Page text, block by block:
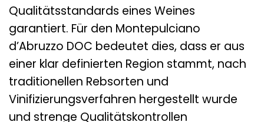
Qualitätsstandards eines Weines
garantiert. Für den Montepulciano
d’Abruzzo DOC bedeutet dies, dass er aus
einer klar definierten Region stammt, nach
traditionellen Rebsorten und
Vinifizierungsverfahren hergestellt wurde
und strenge Qualitätskontrollen